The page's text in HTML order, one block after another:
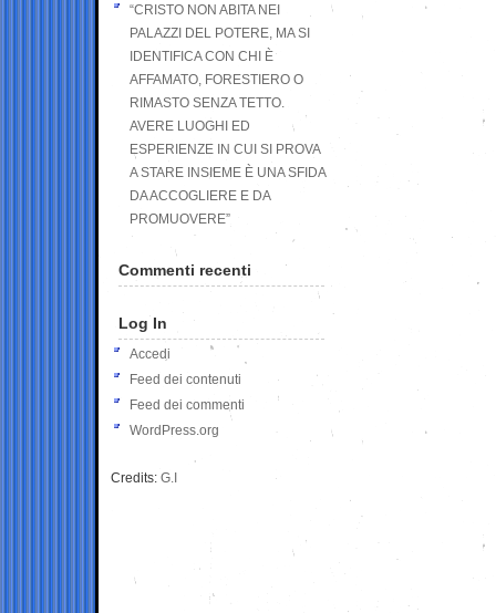
“CRISTO NON ABITA NEI
PALAZZI DEL POTERE, MA SI
IDENTIFICA CON CHI È
AFFAMATO, FORESTIERO O
RIMASTO SENZA TETTO.
AVERE LUOGHI ED
ESPERIENZE IN CUI SI PROVA
A STARE INSIEME È UNA SFIDA
DA ACCOGLIERE E DA
PROMUOVERE”
Commenti recenti
Log In
Accedi
Feed dei contenuti
Feed dei commenti
WordPress.org
Credits: G.I